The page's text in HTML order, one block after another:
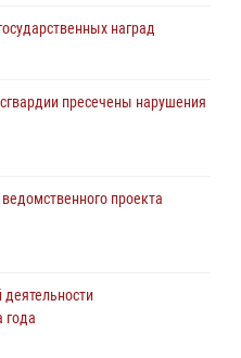
Росгвардии задержаны
Росгвардии отмечает
наград
пресечены нарушения
проекта
года